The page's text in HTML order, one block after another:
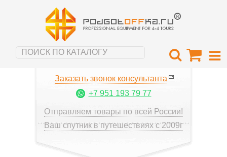
Заказать звонок консультанта
+7 951 193 79 77
Отправляем товары по всей России!
Ваш спутник в путешествиях с 2009г